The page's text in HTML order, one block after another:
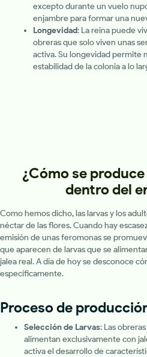
excepto durante un vuelo
enjambre para formar una
Longevidad: La reina puede
obreras que solo viven unas
activa. Su longevidad permite
estabilidad de la colonia a lo
¿Cómo se
dentro del
Como hemos dicho, las larvas y los
néctar de las flores. Cuando hay
emisión de unas feromonas se
que aparecen de larvas que se
jalea real. A día de hoy se desconoce
específicamente.
Proceso de
Selección de Larvas: Las
alimentan exclusivamente con
activa el desarrollo de